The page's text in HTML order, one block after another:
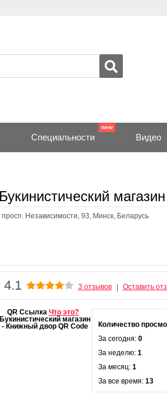
Специальности Видео
Букинистический
просп. Независимости, 93, Минск, Беларусь
4.1 3 отзывов Оставить
QR Ссылка Что это?
Количество
За сегодня: 0
За неделю: 1
За месяц: 1
За все время: 13